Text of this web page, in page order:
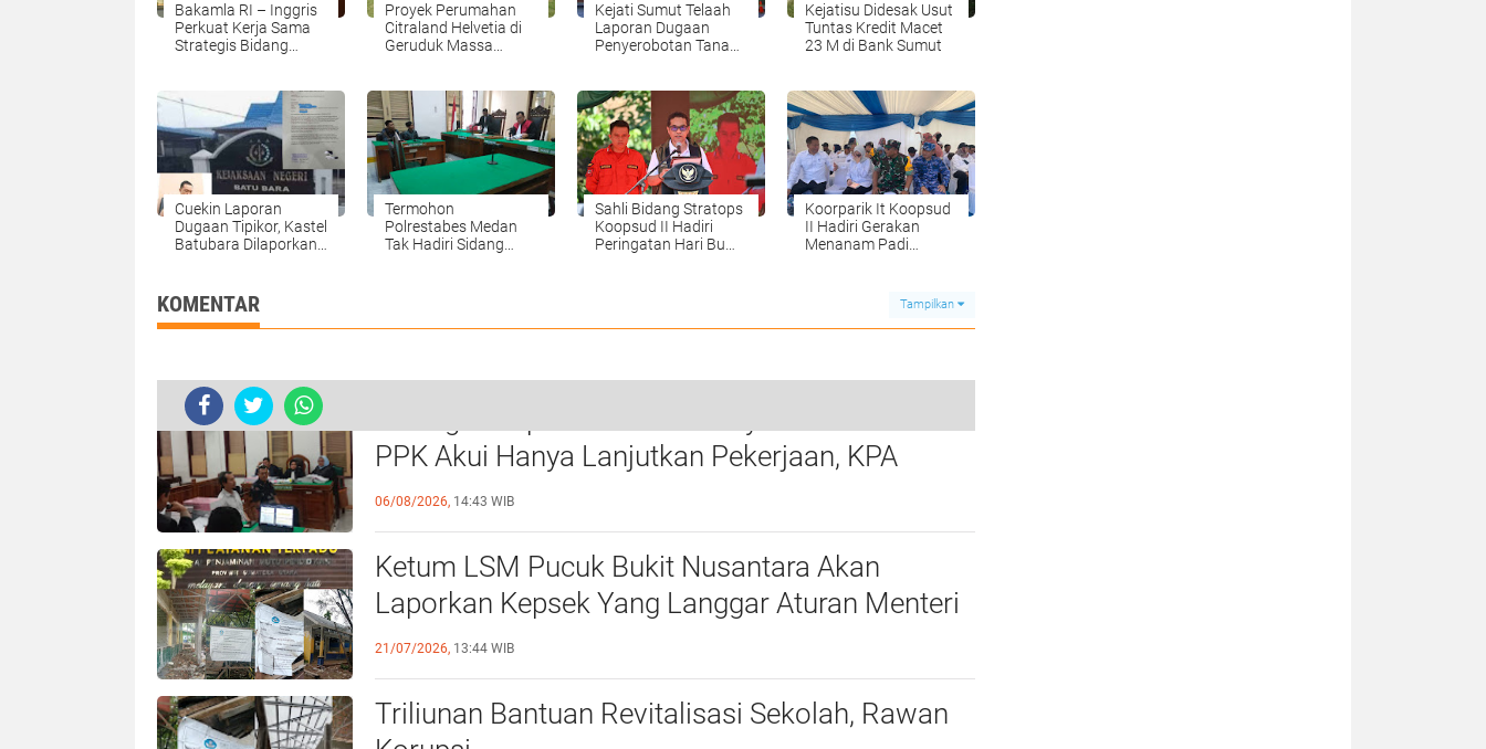
Bakamla RI – Inggris
Perkuat Kerja Sama
Strategis Bidang
Proyek Perumahan
Citraland Helvetia di
Geruduk Massa
Izin
Kejati Sumut Telaah
Laporan Dugaan
Penyerobotan Tanah
Kejatisu Didesak Usut
Tuntas Kredit Macet
23 M di Bank Sumut
Cuekin Laporan
Dugaan Tipikor, Kastel
Batubara Dilaporkan
Termohon
Polrestabes Medan
Tak Hadiri Sidang
Sahli Bidang Stratops
Koopsud II Hadiri
Peringatan Hari Bumi
Koorparik It Koopsud
II Hadiri Gerakan
Menanam Padi
KOMENTAR Tampilkan
Kapuspenkum : " JPU Berhasil Meyakinkan Hakim Membuktikan Pembunuhan Berencana"
PPK Akui Hanya Lanjutkan Pekerjaan, KPA
Beberkan Pengawasan Proyek
06/08/2026, 14:43 WIB
Ketum LSM Pucuk Bukit Nusantara Akan
Laporkan Kepsek Yang Langgar Aturan Menteri
21/07/2026, 13:44 WIB
Triliunan Bantuan Revitalisasi Sekolah, Rawan